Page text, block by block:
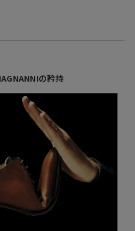
の矜持